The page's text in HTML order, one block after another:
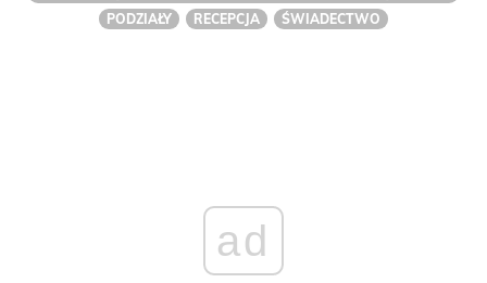
PODZIAŁY
RECEPCJA ŚWIADECTWO
ad